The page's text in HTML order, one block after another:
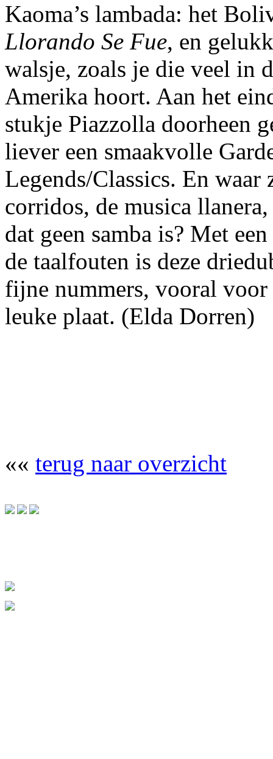
Kaoma’s lambada: het
Llorando Se Fue, en
walsje, zoals je die veel in
Amerika hoort. Aan het
stukje Piazzolla doorheen
liever een smaakvolle
Legends/Classics. En
corridos, de musica
dat geen samba is? Met
de taalfouten is deze
fijne nummers, vooral voor
leuke plaat. (Elda Dorren)
«« terug naar overzicht